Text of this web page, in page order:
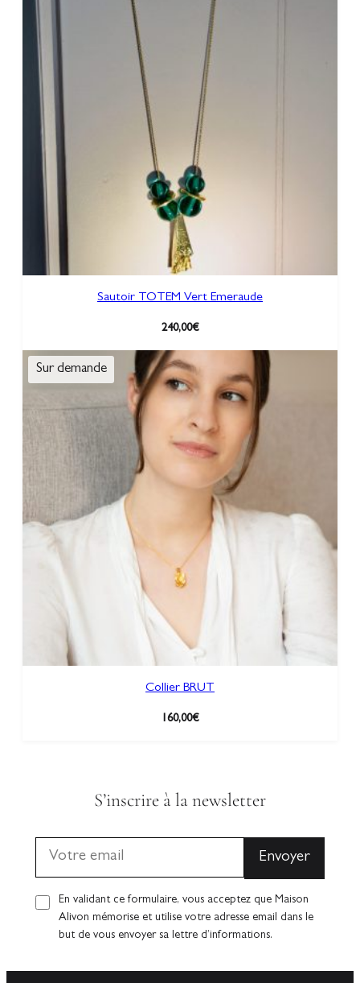
Sautoir TOTEM Vert Emeraude
240,00€
Collier BRUT
160,00€
S’inscrire à la newsletter
En validant ce formulaire, vous acceptez que Maison
Alivon mémorise et utilise votre adresse email dans le
but de vous envoyer sa lettre d’informations.